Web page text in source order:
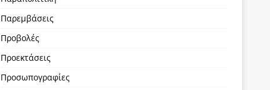
Παρεμβάσεις
Προβολές
Προεκτάσεις
Προσωπογραφίες